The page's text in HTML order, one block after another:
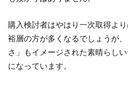
購入検討者はやはり一次取得よ
裕層の方が多くなるでしょうが
さ」もイメージされた素晴らし
になっています。